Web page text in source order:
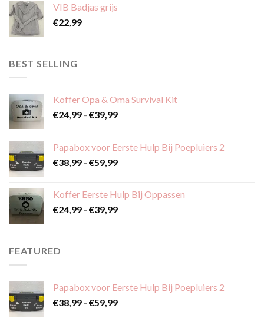
VIB Badjas grijs
€22,99
BEST SELLING
Koffer Opa & Oma Survival Kit
€24,99 - €39,99Prijsklasse:
€39,99
Papabox voor Eerste Hulp Bij Poepluiers 2
€38,99 - €59,99Prijsklasse:
€59,99
Koffer Eerste Hulp Bij Oppassen
€24,99 - €39,99Prijsklasse:
FEATURED
Papabox voor Eerste Hulp Bij Poepluiers 2
€38,99 - €59,99Prijsklasse: